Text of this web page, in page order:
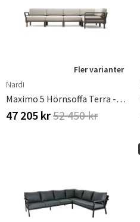
Fler varianter
Nardi
Maximo 5 Hörnsoffa Terra - Perla
47 205 kr52 450 kr